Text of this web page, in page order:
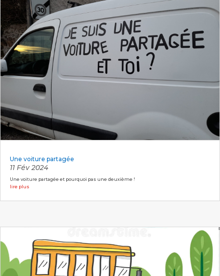
Une voiture partagée
11 Fév 2024
Une voiture partagée et pourquoi pas une deuxième !
lire plus